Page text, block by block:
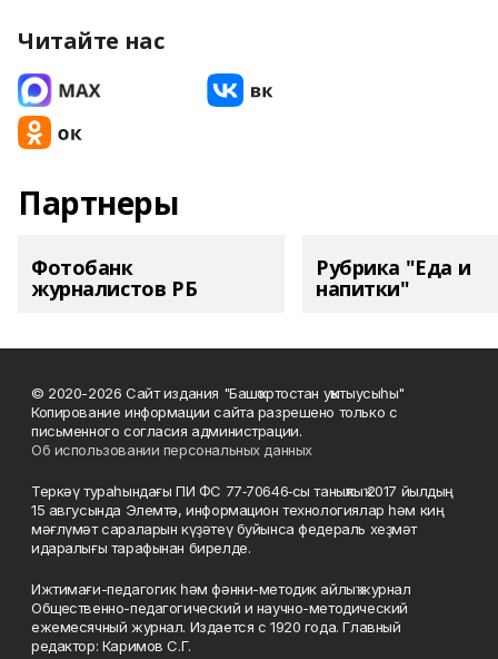
Читайте нас
Партнеры
Фотобанк
журналистов РБ
Рубрика "Еда и
напитки"
© 2020-2026 Сайт издания "Башҡортостан уҡытыусыһы"
Копирование информации сайта разрешено только с
письменного согласия администрации.
Об использовании персональных данных
Теркәү тураһындағы ПИ ФС 77‑70646‑сы таныҡлыҡ 2017 йылдың
15 авгусында Элемтә, информацион технологиялар һәм киң
мәғлүмәт сараларын күҙәтеү буйынса федераль хеҙмәт
идаралығы тарафынан бирелде.
Ижтимағи-педагогик һәм фәнни-методик айлыҡ журнал
Общественно-педагогический и научно-методический
ежемесячный журнал. Издается с 1920 года. Главный
редактор: Каримов С.Г.